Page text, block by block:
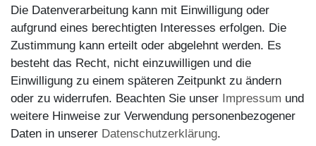
Versand
Die Datenverarbeitung kann mit Einwilligung oder
aufgrund eines berechtigten Interesses erfolgen. Die
Zustimmung kann erteilt oder abgelehnt werden. Es
besteht das Recht, nicht einzuwilligen und die
Einwilligung zu einem späteren Zeitpunkt zu ändern
oder zu widerrufen. Beachten Sie unser Impressum und
weitere Hinweise zur Verwendung personenbezogener
Daten in unserer Daten­schutz­erklärung.